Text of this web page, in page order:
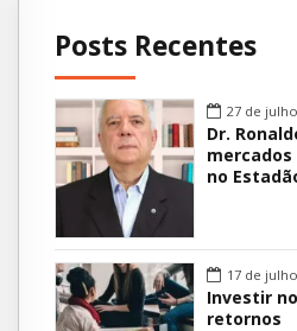
Posts Recentes
27 de
Dr.
no
17 de
Investir
retornos